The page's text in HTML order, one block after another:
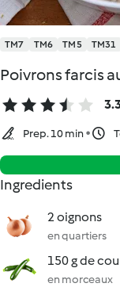
TM7 TM6 TM5 TM31
Poivrons farcis
Prep. 10 min
Ingredients
2 oignons
en quartiers
150 g de
en morceaux